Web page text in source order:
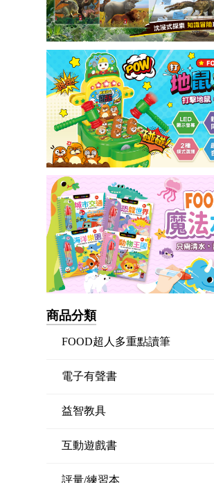
商品分類
FOOD超人多重點讀筆
電子有聲書
益智教具
互動遊戲書
評量/練習本